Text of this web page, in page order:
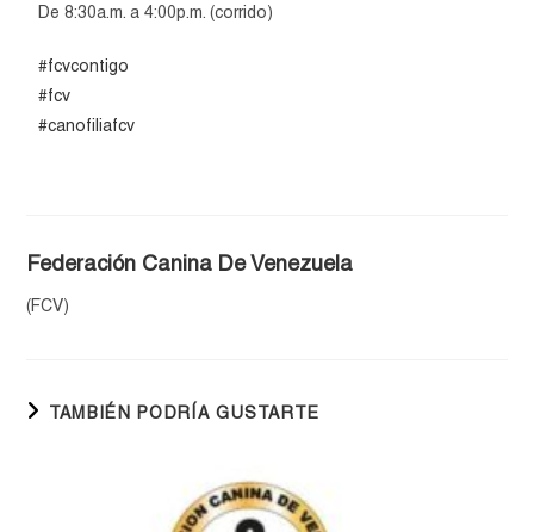
De 8:30a.m. a 4:00p.m. (corrido)
#fcvcontigo
#fcv
#canofiliafcv
Federación Canina De Venezuela
(FCV)
TAMBIÉN PODRÍA GUSTARTE